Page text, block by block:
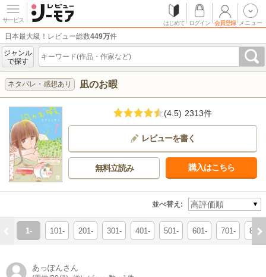
サービス はじめて ログイン 会員登録 メニュー
日本最大級！レビュー総数449万件
ジャンル
で探す
ネタバレ・感想あり 凪のお暇
(4.5) 2313件
レビューを書く
無料立読み 購入はこちら
並べ替え:
1- 101- 201- 301- 401- 501- 601- 701- 801-
あっぽんさん